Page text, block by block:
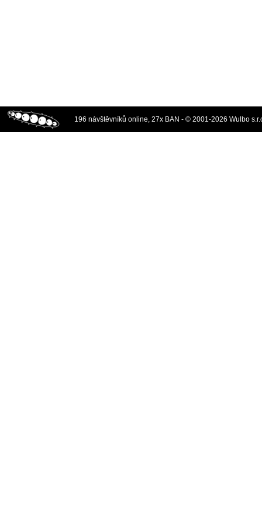
196 návštěvníků online, 27x BAN - © 2001-2026 Wulbo